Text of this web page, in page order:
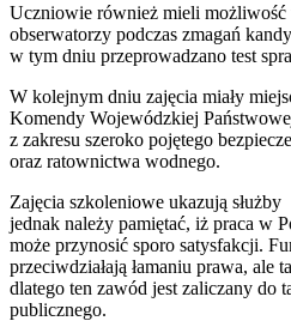
Uczniowie również mieli możliwość
obserwatorzy podczas zmagań
w tym dniu przeprowadzano test
W kolejnym dniu zajęcia miały
Komendy Wojewódzkiej
z zakresu szeroko pojętego
oraz ratownictwa wodnego.
Zajęcia szkoleniowe ukazują
jednak należy pamiętać, iż praca w
może przynosić sporo satysfakcji.
przeciwdziałają łamaniu prawa, ale
dlatego ten zawód jest zaliczany do
publicznego.